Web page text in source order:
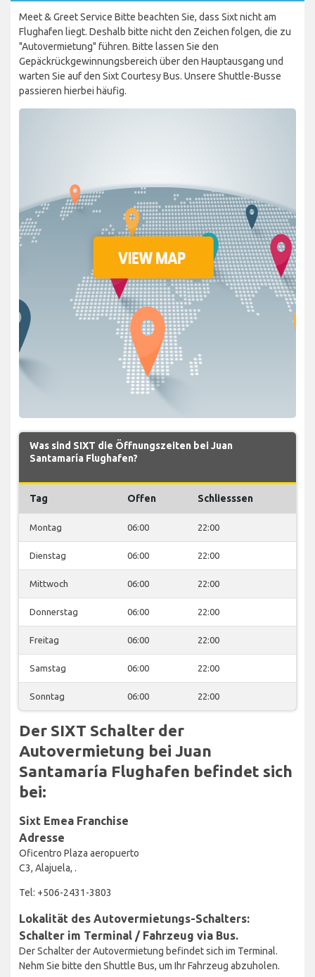
Meet & Greet Service Bitte beachten Sie, dass Sixt nicht am
Flughafen liegt. Deshalb bitte nicht den Zeichen folgen, die zu
"Autovermietung" führen. Bitte lassen Sie den
Gepäckrückgewinnungsbereich über den Hauptausgang und
warten Sie auf den Sixt Courtesy Bus. Unsere Shuttle-Busse
passieren hierbei häufig.
Was sind SIXT die Öffnungszeiten bei Juan
Santamaría Flughafen?
Tag Offen Schliesssen
Montag 06:00 22:00
Dienstag 06:00 22:00
Mittwoch 06:00 22:00
Donnerstag 06:00 22:00
Freitag 06:00 22:00
Samstag 06:00 22:00
Sonntag 06:00 22:00
Der SIXT Schalter der
Autovermietung bei Juan
Santamaría Flughafen befindet sich
bei:
Sixt Emea Franchise
Adresse
Oficentro Plaza aeropuerto
C3, Alajuela, .
Tel: +506-2431-3803
Lokalität des Autovermietungs-Schalters:
Schalter im Terminal / Fahrzeug via Bus.
Der Schalter der Autovermietung befindet sich im Terminal.
Nehm Sie bitte den Shuttle Bus, um Ihr Fahrzeug abzuholen.